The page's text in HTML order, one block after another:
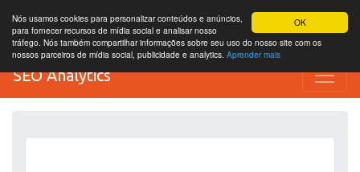
OK
Nós usamos cookies para personalizar conteúdos e anúncios,
para fornecer recursos de mídia social e analisar nosso
tráfego. Nós também compartilhar informações sobre seu uso do nosso site com os
nossos parceiros de mídia social, publicidade e analytics. Aprender mais
SEO Analytics